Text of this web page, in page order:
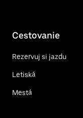
Cestovanie
Rezervuj si jazdu
Letiská
Mestá